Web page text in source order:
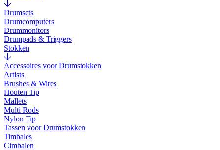
Drumsets
Drumcomputers
Drummonitors
Drumpads & Triggers
Stokken
Accessoires voor Drumstokken
Artists
Brushes & Wires
Houten Tip
Mallets
Multi Rods
Nylon Tip
Tassen voor Drumstokken
Timbales
Cimbalen